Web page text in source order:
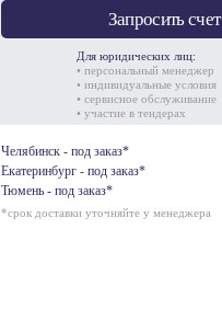
Запросить счет
Для юридических лиц:
• персональный менеджер
• индивидуальные условия
• сервисное обслуживание
• участие в тендерах
Челябинск - под заказ*
Екатеринбург - под заказ*
Тюмень - под заказ*
*срок доставки уточняйте у менеджера